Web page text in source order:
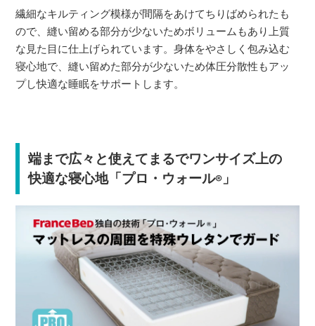
繊細なキルティング模様が間隔をあけてちりばめられたも
ので、縫い留める部分が少ないためボリュームもあり上質
な見た目に仕上げられています。身体をやさしく包み込む
寝心地で、縫い留めた部分が少ないため体圧分散性もアッ
プし快適な睡眠をサポートします。
端まで広々と使えてまるでワンサイズ上の
快適な寝心地「プロ・ウォール®」